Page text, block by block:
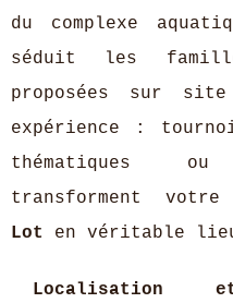
du complexe
séduit les
proposées sur
expérience :
thématiques
transforment votre
Lot
en véritable
Localisation